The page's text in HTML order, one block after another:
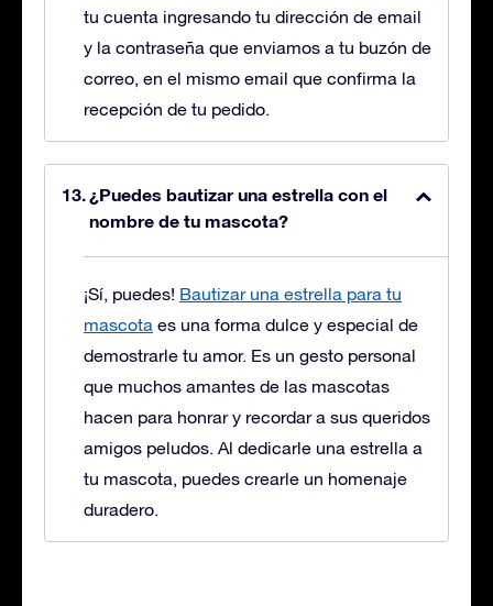
tu cuenta ingresando tu dirección de email
y la contraseña que enviamos a tu buzón de
correo, en el mismo email que confirma la
recepción de tu pedido.
¿Puedes bautizar una estrella con el
nombre de tu mascota?
¡Sí, puedes! Bautizar una estrella para tu
mascota es una forma dulce y especial de
demostrarle tu amor. Es un gesto personal
que muchos amantes de las mascotas
hacen para honrar y recordar a sus queridos
amigos peludos. Al dedicarle una estrella a
tu mascota, puedes crearle un homenaje
duradero.